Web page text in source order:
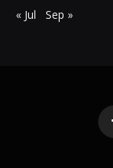
« Jul
Sep »